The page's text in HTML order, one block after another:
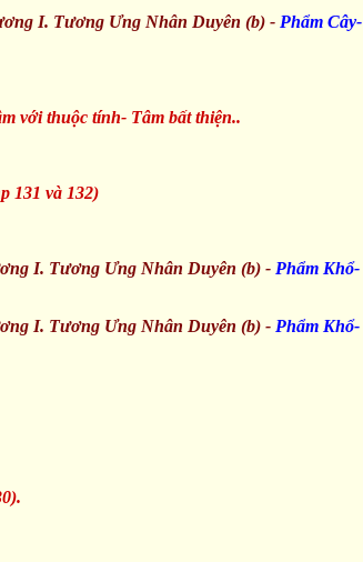
I. Tương Ưng Nhân Duyên (b) -Phẩm Cây-
với thuộc tính- Tâm bất thiện..
131 và 132)
I. Tương Ưng Nhân Duyên (b) -Phẩm Khổ-
I. Tương Ưng Nhân Duyên (b) -Phẩm Khổ-